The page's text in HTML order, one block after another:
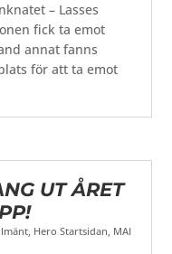
– Lasses
fick ta emot
annat fanns
för att ta emot
UT ÅRET
Hero Startsidan MAI